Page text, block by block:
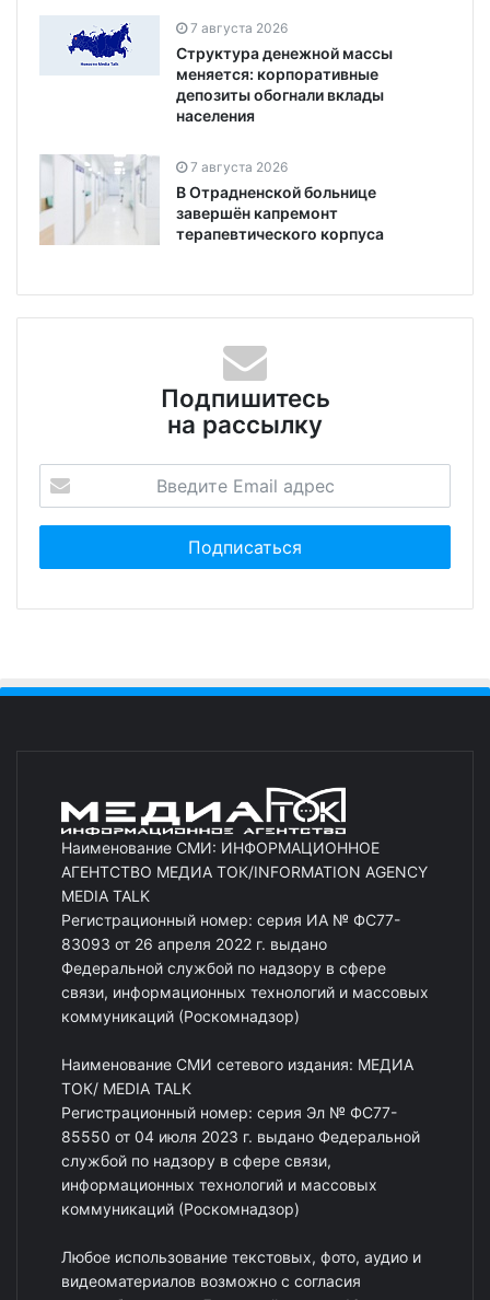
7 августа 2026
Структура денежной массы
меняется: корпоративные
депозиты обогнали вклады
населения
7 августа 2026
В Отрадненской больнице
завершён капремонт
терапевтического корпуса
Подпишитесь
на рассылку
Наименование СМИ: ИНФОРМАЦИОННОЕ
АГЕНТСТВО МЕДИА ТОК/INFORMATION AGENCY
MEDIA TALK
Регистрационный номер: серия ИА № ФС77-
83093 от 26 апреля 2022 г. выдано
Федеральной службой по надзору в сфере
связи, информационных технологий и массовых
коммуникаций (Роскомнадзор)
Наименование СМИ сетевого издания: МЕДИА
ТОК/ MEDIA TALK
Регистрационный номер: серия Эл № ФС77-
85550 от 04 июля 2023 г. выдано Федеральной
службой по надзору в сфере связи,
информационных технологий и массовых
коммуникаций (Роскомнадзор)
Любое использование текстовых, фото, аудио и
видеоматериалов возможно с согласия